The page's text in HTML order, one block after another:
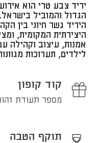
יריד צבע טרי הוא
הגדול והמוביל
היריד גשר חיוני בין
היצירתית המקומית,
אמנות, עיצוב וקהילה
לילדים, תערוכות
קוד קופון
מספר תעודת
תוקף הטבה